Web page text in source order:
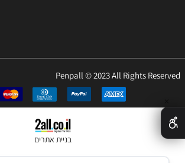
Penpall © 2023 All Rights Reserved
בניית אתרים